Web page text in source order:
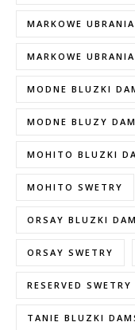
MARKOWE UBRANIA
MARKOWE
MODNE BLUZKI
MODNE BLUZY
MOHITO BLUZKI
MOHITO SWETRY
ORSAY BLUZKI
ORSAY SWETRY
RESERVED SWETRY
TANIE BLUZKI